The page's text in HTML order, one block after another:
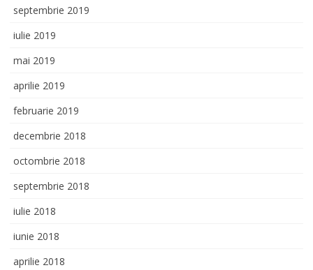
septembrie 2019
iulie 2019
mai 2019
aprilie 2019
februarie 2019
decembrie 2018
octombrie 2018
septembrie 2018
iulie 2018
iunie 2018
aprilie 2018